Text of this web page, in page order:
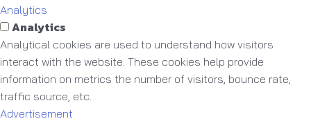
Analytics
Analytics
Analytical cookies are used to understand how visitors
interact with the website. These cookies help provide
information on metrics the number of visitors, bounce rate,
traffic source, etc.
Advertisement